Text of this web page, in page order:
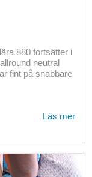
880 fortsätter i
neutral
fint på snabbare
Läs mer